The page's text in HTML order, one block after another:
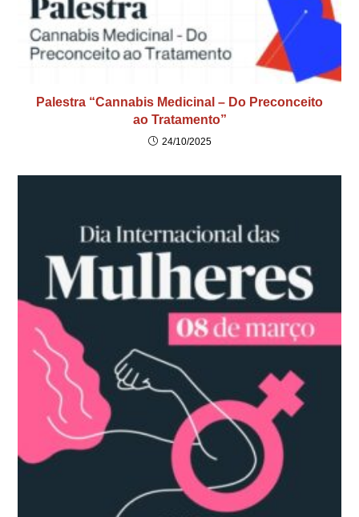
Palestra “Cannabis Medicinal – Do Preconceito
ao Tratamento”
24/10/2025